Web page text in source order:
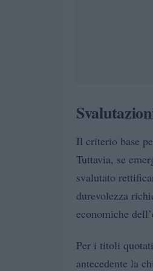
Il criterio base
Tuttavia, se
svalutato
durevolezza
economiche
Per i titoli
antecedente la